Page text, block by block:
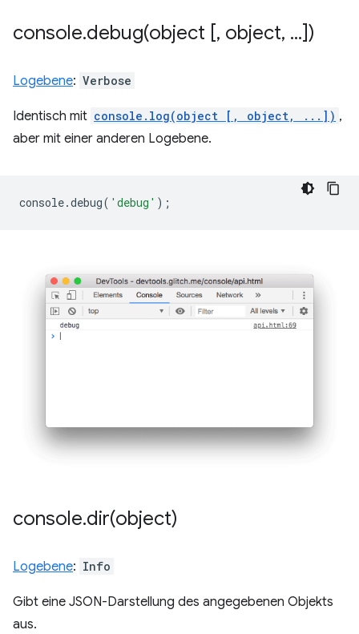
console.debug(object [, object, ...])
Logebene: Verbose
Identisch mit console.log(object [, object, ...]) ,
aber mit einer anderen Logebene.
console.debug( 'debug' );
console.dir(object)
Logebene: Info
Gibt eine JSON-Darstellung des angegebenen Objekts
aus.